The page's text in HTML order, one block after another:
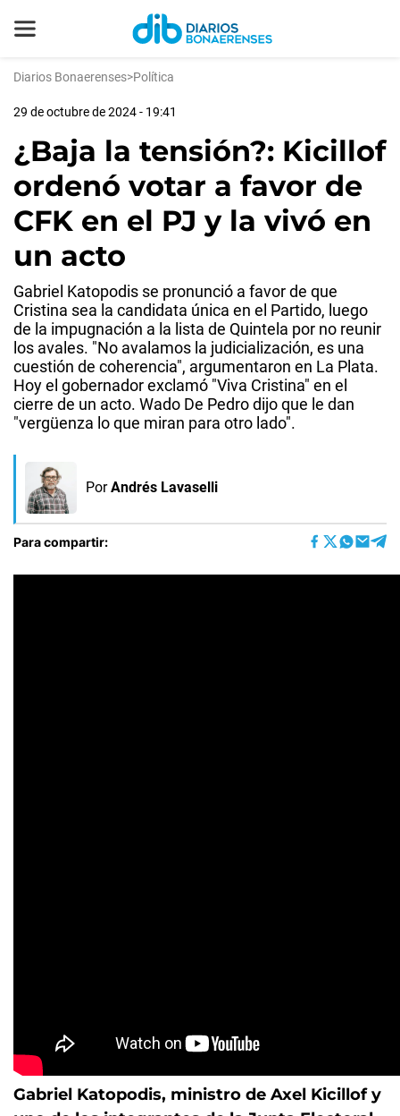
Diarios Bonaerenses>Política
29 de octubre de 2024 - 19:41
¿Baja la tensión?: Kicillof
ordenó votar a favor de
CFK en el PJ y la vivó en
un acto
Gabriel Katopodis se pronunció a favor de que
Cristina sea la candidata única en el Partido, luego
de la impugnación a la lista de Quintela por no reunir
los avales. "No avalamos la judicialización, es una
cuestión de coherencia", argumentaron en La Plata.
Hoy el gobernador exclamó "Viva Cristina" en el
cierre de un acto. Wado De Pedro dijo que le dan
"vergüenza lo que miran para otro lado".
Por Andrés Lavaselli
Para compartir:
Gabriel Katopodis, ministro de Axel Kicillof y